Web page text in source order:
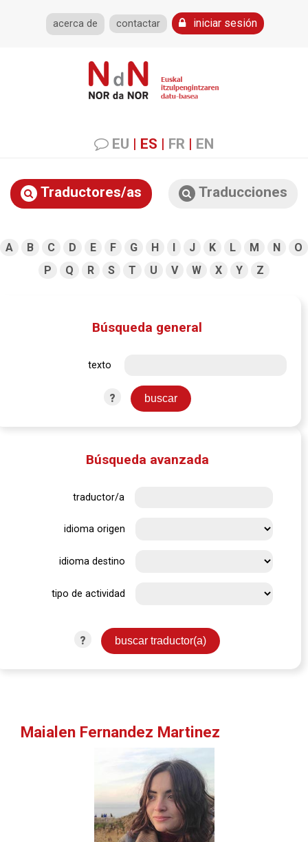
acerca de contactar iniciar sesión
EU | ES | FR | EN
Traductores/as Traducciones
A B C D E F G H I J K L M N
O
P
Q R S T U V W X Y Z
Búsqueda general
texto
?
Búsqueda avanzada
traductor/a
idioma origen
idioma destino
tipo de actividad
?
Maialen Fernandez Martinez